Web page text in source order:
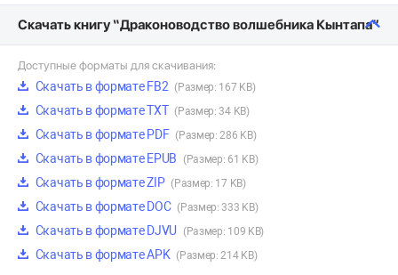
Скачать книгу “Драконоводство волшебника Кынтапа”
Доступные форматы для скачивания:
Скачать в формате FB2 (Размер: 167 KB)
Скачать в формате TXT (Размер: 34 KB)
Скачать в формате PDF (Размер: 286 KB)
Скачать в формате EPUB (Размер: 61 KB)
Скачать в формате ZIP (Размер: 17 KB)
Скачать в формате DOC (Размер: 333 KB)
Скачать в формате DJVU (Размер: 109 KB)
Скачать в формате APK (Размер: 214 KB)